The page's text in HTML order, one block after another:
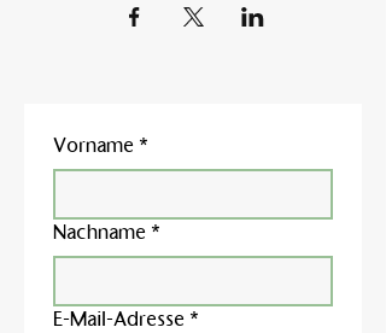
Vorname *
Nachname *
E-Mail-Adresse *